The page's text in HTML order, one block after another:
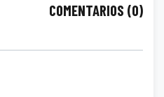
COMENTARIOS (0)